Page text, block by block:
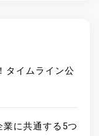
タイムライン公
に共通する5つ